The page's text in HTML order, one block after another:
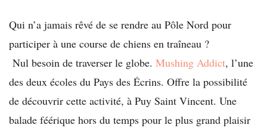
Qui n’a jamais rêvé de se rendre au Pôle Nord pour
participer à une course de chiens en traîneau ?
Nul besoin de traverser le globe. Mushing Addict, l’une
des deux écoles du Pays des Écrins. Offre la possibilité
de découvrir cette activité, à Puy Saint Vincent. Une
balade féérique hors du temps pour le plus grand plaisir